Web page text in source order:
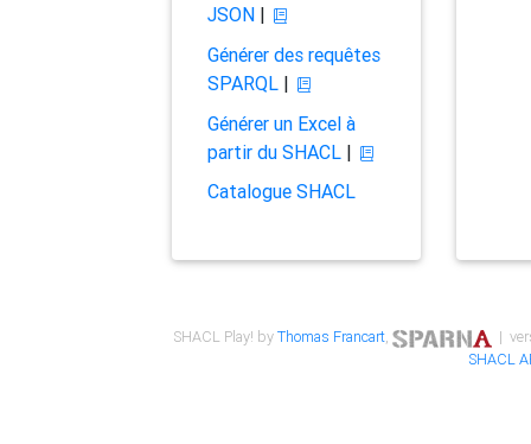
JSON|
Générer des requêtes
SPARQL|
Générer un Excel à
partir du SHACL|
Catalogue SHACL
SHACL Play! byThomas Francart,
|
SHACL